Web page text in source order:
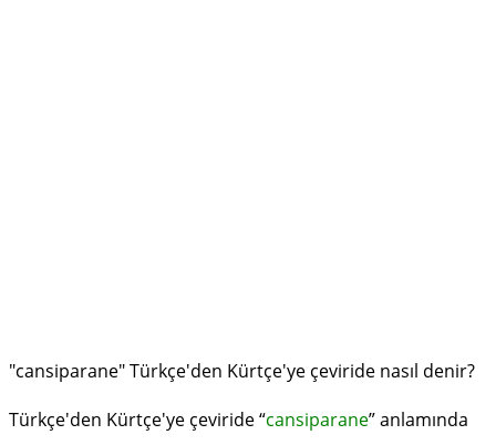
"cansiparane" Türkçe'den Kürtçe'ye çeviride nasıl denir?
Türkçe'den Kürtçe'ye çeviride “cansiparane” anlamında